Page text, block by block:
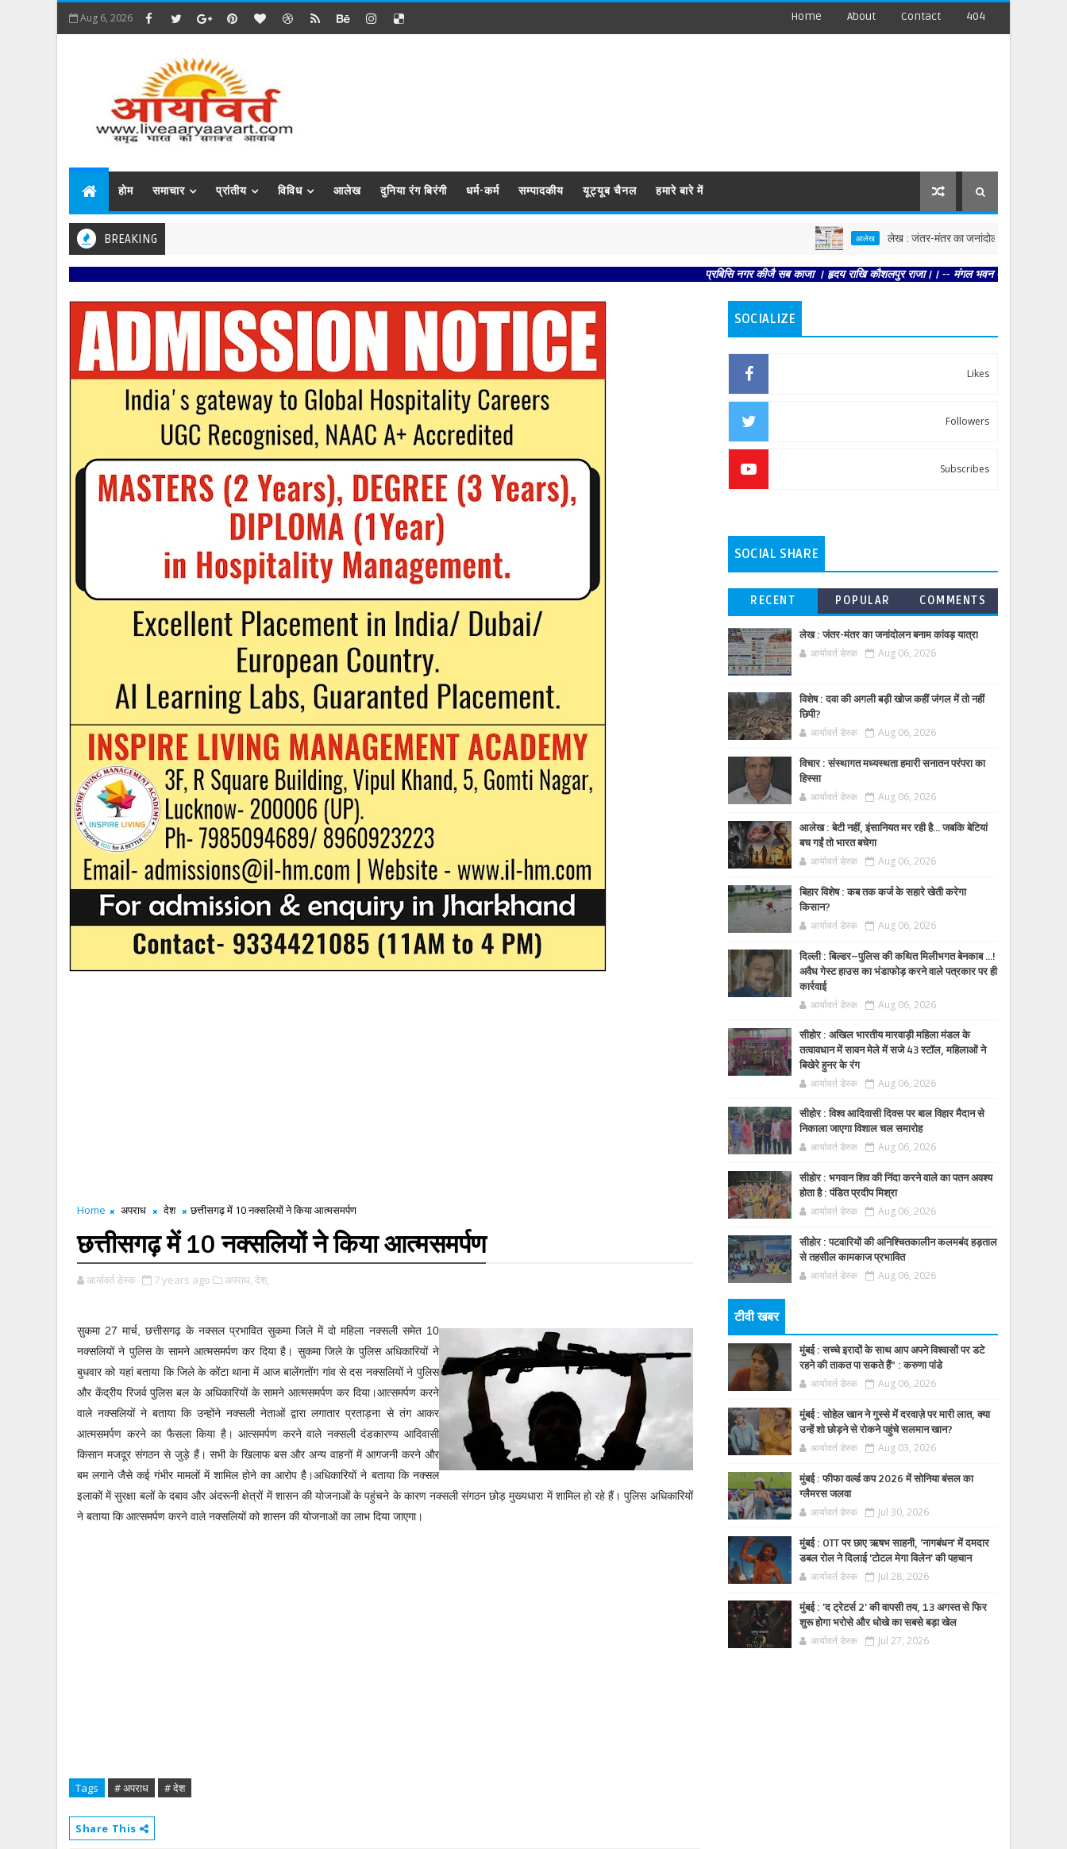
Aug 6, 2026 Home About Contact 404
होम समाचार प्रांतीय विविध आलेख दुनिया रंग बिरंगी धर्म-कर्म सम्पादकीय यूट्यूब चैनल हमारे बारे में
BREAKING आलेख लेख : जंतर-मंतर का जनांदोलन बनाम कांवड़ यात्रा
प्रबिसि नगर कीजै सब काजा । हृदय राखि कौशलपुर राजा।। -- मंगल भवन अमंगल हारी। द्रवहु सुदसरथ
Home अपराध देश छत्तीसगढ़ में 10 नक्सलियों ने किया आत्मसमर्पण
छत्तीसगढ़ में 10 नक्सलियों ने किया आत्मसमर्पण
आर्यावर्त डेस्क 7 years ago अपराध, देश,
सुकमा 27 मार्च, छत्तीसगढ़ के नक्सल प्रभावित सुकमा जिले में दो महिला नक्सली समेत 10
नक्सलियों ने पुलिस के सामने आत्मसमर्पण कर दिया है। सुकमा जिले के पुलिस अधिकारियों ने
बुधवार को यहां बताया कि जिले के कोंटा थाना में आज बालेंगतोंग गांव से दस नक्सलियों ने पुलिस
और केंद्रीय रिजर्व पुलिस बल के अधिकारियों के सामने आत्मसमर्पण कर दिया।आत्समर्पण करने
वाले नक्सलियों ने बताया कि उन्होंने नक्सली नेताओं द्वारा लगातार प्रताड़ना से तंग आकर
आत्मसमर्पण करने का फैसला किया है।आत्समर्पण करने वाले नक्सली दंडकारण्य आदिवासी
किसान मजदूर संगठन से जुड़े हैं।सभी के खिलाफ बस और अन्य वाहनों में आगजनी करने और
बम लगाने जैसे कई गंभीर मामलों में शामिल होने का आरोप है।अधिकारियों ने बताया कि नक्सल
इलाकों में सुरक्षा बलों के दबाव और अंदरूनी क्षेत्रों में शासन की योजनाओं के पहुंचने के कारण नक्सली संगठन छोड़ मुख्यधारा में शामिल हो रहे हैं।पुलिस अधिकारियों
ने बताया कि आत्समर्पण करने वाले नक्सलियों को शासन की योजनाओं का लाभ दिया जाएगा।
Tags # अपराध # देश
Share This
SOCIALIZE
Likes
Followers
Subscribes
SOCIAL SHARE
RECENT POPULAR COMMENTS
लेख : जंतर-मंतर का जनांदोलन बनाम कांवड़ यात्रा
आर्यावर्त डेस्क Aug 06, 2026
विशेष : दवा की अगली बड़ी खोज कहीं जंगल में तो नहीं
छिपी?
आर्यावर्त डेस्क Aug 06, 2026
विचार : संस्थागत मध्यस्थता हमारी सनातन परंपरा का
हिस्सा
आर्यावर्त डेस्क Aug 06, 2026
आलेख : बेटी नहीं, इंसानियत मर रही है… जबकि बेटियां
बच गईं तो भारत बचेगा
आर्यावर्त डेस्क Aug 06, 2026
बिहार विशेष : कब तक कर्ज के सहारे खेती करेगा
किसान?
आर्यावर्त डेस्क Aug 06, 2026
दिल्ली : बिल्डर–पुलिस की कथित मिलीभगत बेनकाब ...!
अवैध गेस्ट हाउस का भंडाफोड़ करने वाले पत्रकार पर ही
कार्रवाई
आर्यावर्त डेस्क Aug 06, 2026
सीहोर : अखिल भारतीय मारवाड़ी महिला मंडल के
तत्वावधान में सावन मेले में सजे 43 स्टॉल, महिलाओं ने
बिखेरे हुनर के रंग
आर्यावर्त डेस्क Aug 06, 2026
सीहोर : विश्व आदिवासी दिवस पर बाल विहार मैदान से
निकाला जाएगा विशाल चल समारोह
आर्यावर्त डेस्क Aug 06, 2026
सीहोर : भगवान शिव की निंदा करने वाले का पतन अवश्य
होता है : पंडित प्रदीप मिश्रा
आर्यावर्त डेस्क Aug 06, 2026
सीहोर : पटवारियों की अनिश्चितकालीन कलमबंद हड़ताल
से तहसील कामकाज प्रभावित
आर्यावर्त डेस्क Aug 06, 2026
टीवी खबर
मुंबई : सच्चे इरादों के साथ आप अपने विश्वासों पर डटे
रहने की ताकत पा सकते हैं” : करुणा पांडे
आर्यावर्त डेस्क Aug 06, 2026
मुंबई : सोहेल खान ने गुस्से में दरवाज़े पर मारी लात, क्या
उन्हें शो छोड़ने से रोकने पहुंचे सलमान खान?
आर्यावर्त डेस्क Aug 03, 2026
मुंबई : फीफा वर्ल्ड कप 2026 में सोनिया बंसल का
ग्लैमरस जलवा
आर्यावर्त डेस्क Jul 30, 2026
मुंबई : OTT पर छाए ऋषभ साहनी, 'नागबंधन' में दमदार
डबल रोल ने दिलाई 'टोटल मेगा विलेन' की पहचान
आर्यावर्त डेस्क Jul 28, 2026
मुंबई : 'द ट्रेटर्स 2' की वापसी तय, 13 अगस्त से फिर
शुरू होगा भरोसे और धोखे का सबसे बड़ा खेल
आर्यावर्त डेस्क Jul 27, 2026